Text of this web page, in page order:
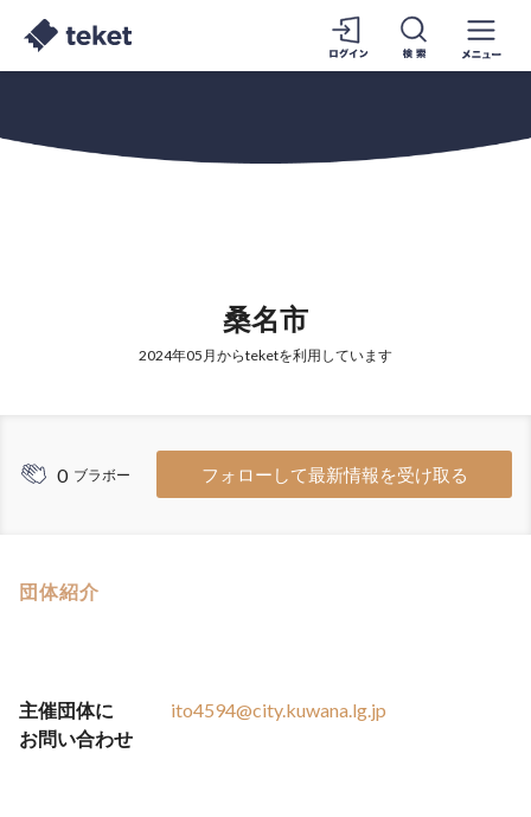
桑名市
2024年05月からteketを利用しています
0 ブラボー フォローして最新情報を受け取る
団体紹介
主催団体に
お問い合わせ
ito4594@city.kuwana.lg.jp